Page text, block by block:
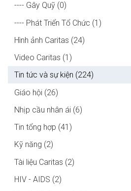
---- Gây Quỹ (0)
---- Phát Triển Tổ Chức (1)
Hình ảnh Caritas (24)
Video Caritas (1)
Tin tức và sự kiện (224)
Giáo hội (26)
Nhịp cầu nhân ái (6)
Tin tổng hợp (41)
Kỹ năng (2)
Tài liệu Caritas (2)
HIV - AIDS (2)